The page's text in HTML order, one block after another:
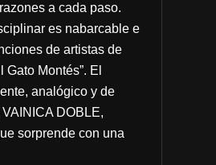
a cada paso.
es nabarcable e
de artistas de
Montés”. El
analógico y de
DOBLE,
sorprende con una